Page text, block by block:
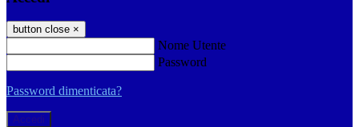
button close ×
Nome Utente
Password
Password dimenticata?